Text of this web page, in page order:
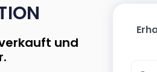
und